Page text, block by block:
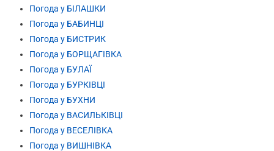
Погода у БІЛАШКИ
Погода у БАБИНЦІ
Погода у БИСТРИК
Погода у БОРЩАГІВКА
Погода у БУЛАЇ
Погода у БУРКІВЦІ
Погода у БУХНИ
Погода у ВАСИЛЬКІВЦІ
Погода у ВЕСЕЛІВКА
Погода у ВИШНІВКА